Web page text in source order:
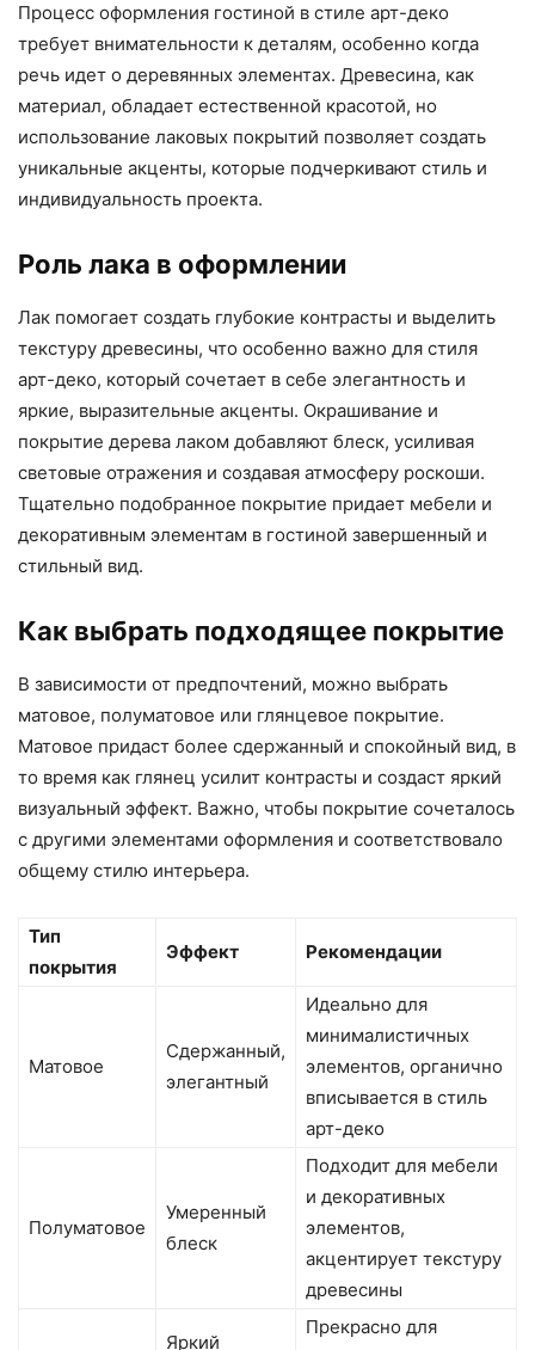
Процесс оформления гостиной в стиле арт-деко
требует внимательности к деталям, особенно когда
речь идет о деревянных элементах. Древесина, как
материал, обладает естественной красотой, но
использование лаковых покрытий позволяет создать
уникальные акценты, которые подчеркивают стиль и
индивидуальность проекта.
Роль лака в оформлении
Лак помогает создать глубокие контрасты и выделить
текстуру древесины, что особенно важно для стиля
арт-деко, который сочетает в себе элегантность и
яркие, выразительные акценты. Окрашивание и
покрытие дерева лаком добавляют блеск, усиливая
световые отражения и создавая атмосферу роскоши.
Тщательно подобранное покрытие придает мебели и
декоративным элементам в гостиной завершенный и
стильный вид.
Как выбрать подходящее покрытие
В зависимости от предпочтений, можно выбрать
матовое, полуматовое или глянцевое покрытие.
Матовое придаст более сдержанный и спокойный вид, в
то время как глянец усилит контрасты и создаст яркий
визуальный эффект. Важно, чтобы покрытие сочеталось
с другими элементами оформления и соответствовало
общему стилю интерьера.
Тип
покрытия
Эффект Рекомендации
Матовое
Сдержанный,
элегантный
Идеально для
минималистичных
элементов, органично
вписывается в стиль
арт-деко
Полуматовое
Умеренный
блеск
Подходит для мебели
и декоративных
элементов,
акцентирует текстуру
древесины
Яркий
Прекрасно для